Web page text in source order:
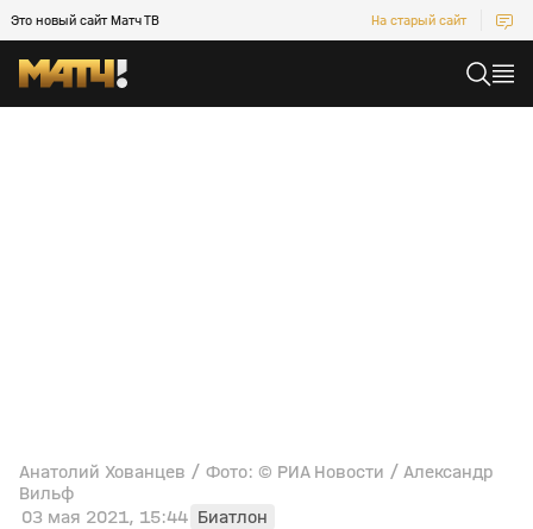
Это новый сайт Матч ТВ На старый сайт
Анатолий Хованцев / Фото: © РИА Новости / Александр
Вильф
03 мая 2021, 15:44 Биатлон